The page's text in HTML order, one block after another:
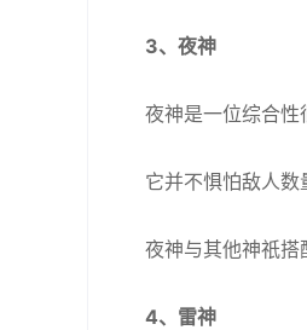
3、夜神
夜神是一位综合性
它并不惧怕敌人数
夜神与其他神祇搭
4、雷神